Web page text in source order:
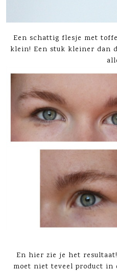
Een schattig flesje met
klein! Een stuk kleiner dan
En hier zie je het
moet niet teveel product in